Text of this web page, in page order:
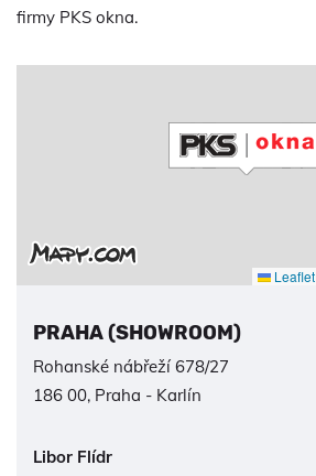
firmy PKS okna.
Leaflet
PRAHA (SHOWROOM)
Rohanské nábřeží 678/27
186 00, Praha - Karlín
Libor Flídr